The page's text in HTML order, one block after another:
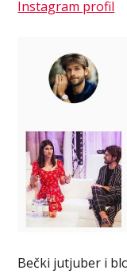
Instagram profil
Bečki jutjuber i